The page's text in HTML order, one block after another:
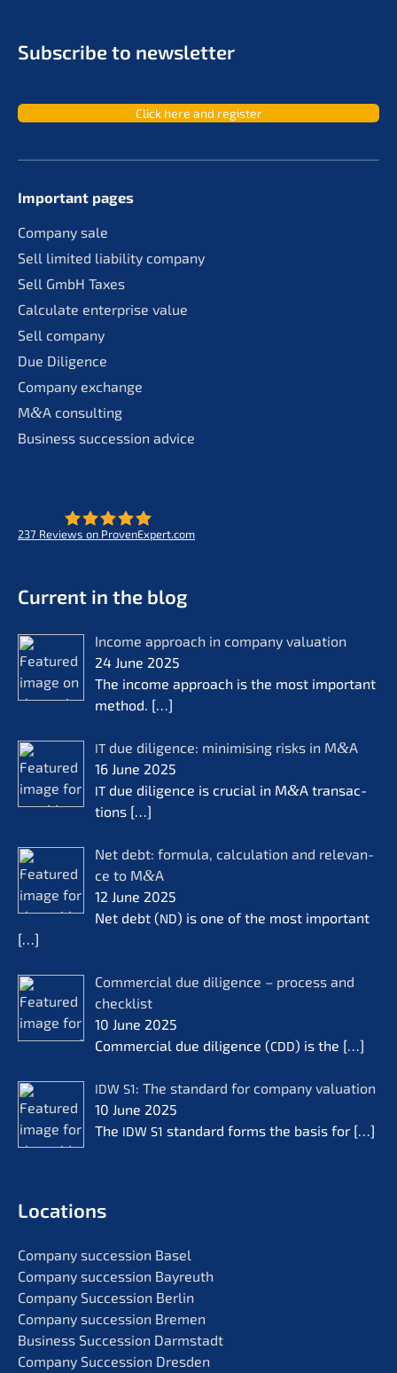
Subscri­be to newsletter
Click here and register
Important pages
Compa­ny sale
Sell limit­ed liabi­li­ty company
Sell GmbH Taxes
Calcu­la­te enter­pri­se value
Sell compa­ny
Due Diligence
Compa­ny exchange
M&A consul­ting
Business succes­si­on advice
237 Reviews on ProvenExpert.com
Current in the blog
Income approach in compa­ny valua­ti­on
24 June 2025
The income approach is the most important
method. […]
IT due diligence: minimi­sing risks in M&A
16 June 2025
IT due diligence is crucial in M&A transac­
tions […]
Net debt: formu­la, calcu­la­ti­on and relevan­
ce to M&A
12 June 2025
Net debt (ND) is one of the most important
[…]
Commer­cial due diligence – process and
check­list
10 June 2025
Commer­cial due diligence (CDD) is the […]
IDW S1: The standard for compa­ny valua­ti­on
10 June 2025
The IDW S1 standard forms the basis for […]
Locati­ons
Compa­ny succes­si­on Basel
Compa­ny succes­si­on Bayreuth
Compa­ny Succes­si­on Berlin
Compa­ny succes­si­on Bremen
Business Succes­si­on Darmstadt
Compa­ny Succes­si­on Dresden